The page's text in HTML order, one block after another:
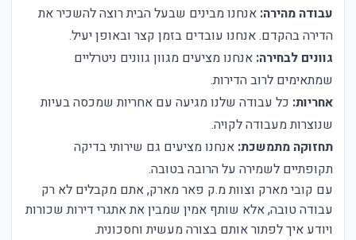
עבודה מהירה: אנחנו מבינים שבעל הבית רוצה להשכיר את
הדירה בהקדם. אנחנו עובדים בזמן קצר ובאופן יעיל.
גוונים לבחירה: אנחנו מציעים מגוון גוונים ניטרליים
שמתאימים לרוב הדירות.
אחריות: כל עבודה שלנו מגיעה עם אחריות שמכסה בעיות
שנוצרות מעבודה לקויה.
תחזוקה מתמשכת: אנחנו מציעים גם שירותי בדיקה
תקופתיים לשמירה על הרובה בטובה.
עם קובי מארק וצוות מ.ק פאר מארק, אתם מקבלים לא רק
עבודה טובה, אלא שותף אמין שמבין את אתגרי דירות שכורות
ויודע איך לפתור אותם בצורה מעשית וחסכונית.